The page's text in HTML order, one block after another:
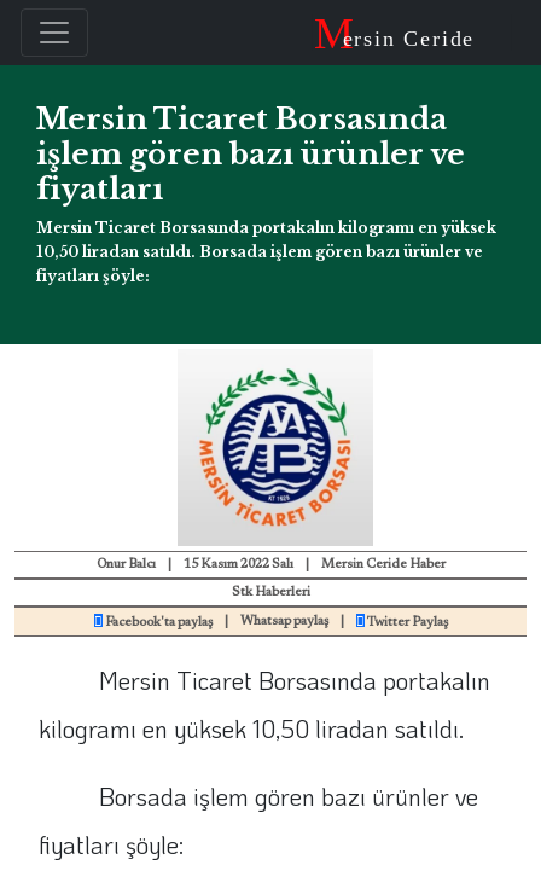
Mersin Ceride
Mersin Ticaret Borsasında
işlem gören bazı ürünler ve
fiyatları
Mersin Ticaret Borsasında portakalın kilogramı en yüksek
10,50 liradan satıldı. Borsada işlem gören bazı ürünler ve
fiyatları şöyle:
Onur Balcı 15 Kasım 2022 Salı Mersin Ceride Haber
Stk Haberleri
Facebook'ta paylaş Whatsap paylaş Twitter Paylaş
Mersin Ticaret Borsasında portakalın
kilogramı en yüksek 10,50 liradan satıldı.
Borsada işlem gören bazı ürünler ve
fiyatları şöyle: